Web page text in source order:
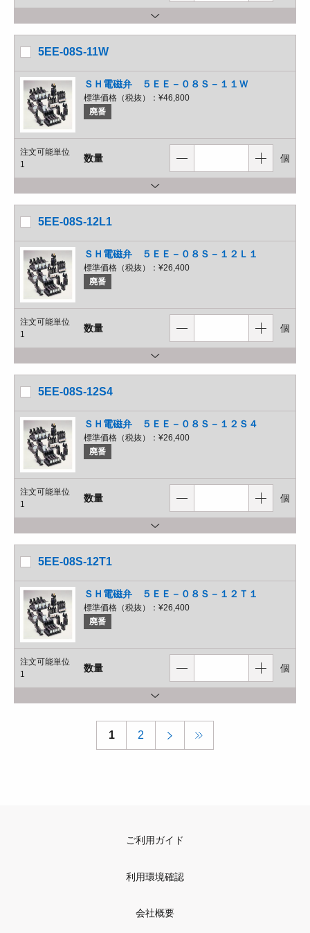
5EE-08S-11W
ＳＨ電磁弁 ５ＥＥ－０８Ｓ－１１Ｗ
標準価格（税抜）： ¥46,800
廃番
注文可能単位
1
数量 個
5EE-08S-12L1
ＳＨ電磁弁 ５ＥＥ－０８Ｓ－１２Ｌ１
標準価格（税抜）： ¥26,400
廃番
注文可能単位
1
数量 個
5EE-08S-12S4
ＳＨ電磁弁 ５ＥＥ－０８Ｓ－１２Ｓ４
標準価格（税抜）： ¥26,400
廃番
注文可能単位
1
数量 個
5EE-08S-12T1
ＳＨ電磁弁 ５ＥＥ－０８Ｓ－１２Ｔ１
標準価格（税抜）： ¥26,400
廃番
注文可能単位
1
数量 個
1 2
ご利用ガイド
利用環境確認
会社概要